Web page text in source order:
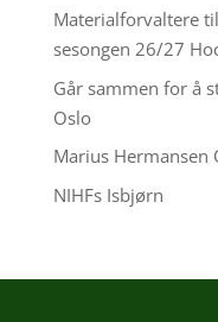
Materialforvaltere
sesongen 26/27
Går sammen for å
Oslo
Marius Hermansen
NIHFs Isbjørn